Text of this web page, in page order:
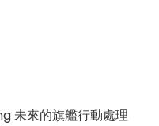
未來的旗艦行動處理